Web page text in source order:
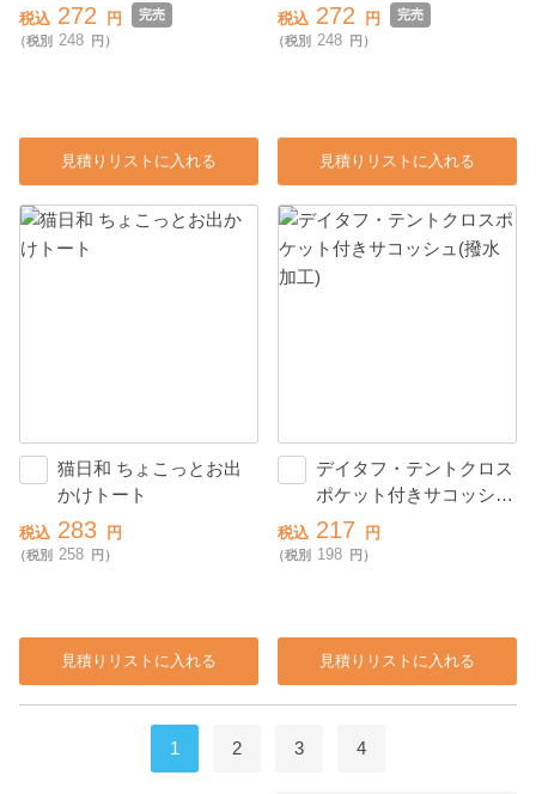
税込 272 円
完売
（税別 248 円）
見積りリストに入れる
税込 272 円
完売
（税別 248 円）
見積りリストに入れる
猫日和 ちょこっとお出
かけトート
税込 283 円
（税別 258 円）
見積りリストに入れる
デイタフ・テントクロス
ポケット付きサコッシュ
(撥水加工)
税込 217 円
（税別 198 円）
見積りリストに入れる
1 2 3 4